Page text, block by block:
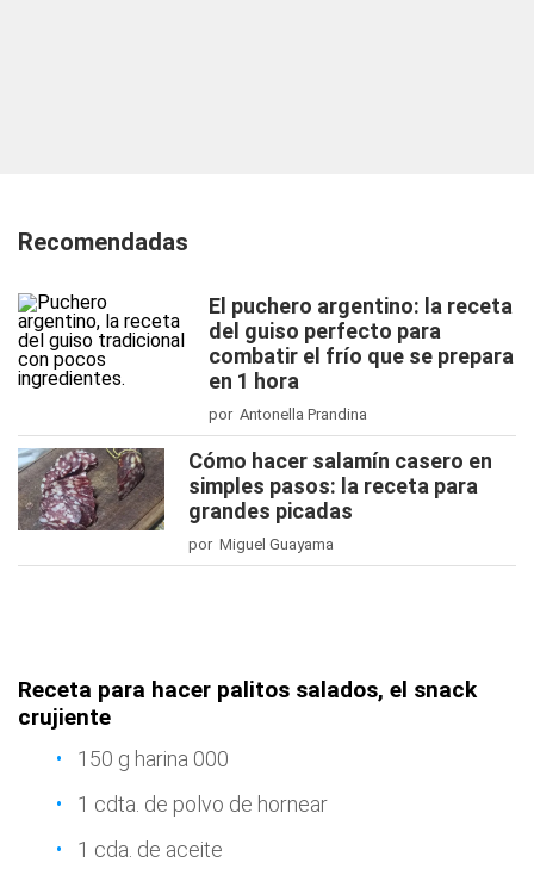
Recomendadas
El puchero argentino: la receta
del guiso perfecto para
combatir el frío que se prepara
en 1 hora
por Antonella Prandina
Cómo hacer salamín casero en
simples pasos: la receta para
grandes picadas
por Miguel Guayama
Receta para hacer palitos salados, el snack
crujiente
150 g harina 000
1 cdta. de polvo de hornear
1 cda. de aceite